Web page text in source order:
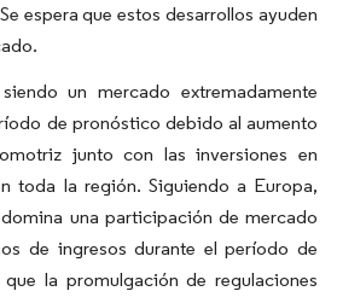
espera que estos desarrollos ayuden
un mercado extremadamente
de pronóstico debido al aumento
junto con las inversiones en
toda la región. Siguiendo a Europa,
una participación de mercado
de ingresos durante el período de
la promulgación de regulaciones